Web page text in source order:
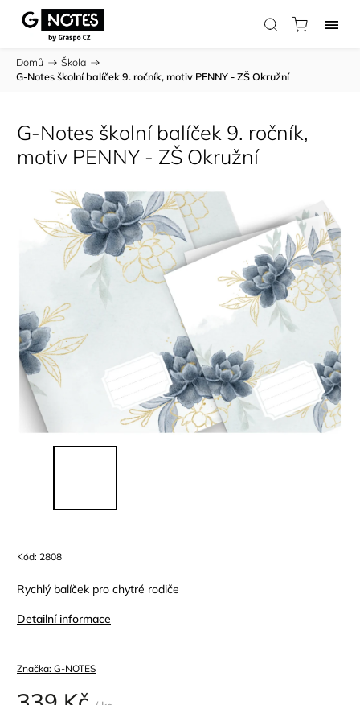
Domů / Škola /
G-Notes školní balíček 9. ročník, motiv PENNY - ZŠ Okružní
G-Notes školní balíček 9. ročník,
motiv PENNY - ZŠ Okružní
Kód: 2808
Rychlý balíček pro chytré rodiče
Detailní informace
Značka: G-NOTES